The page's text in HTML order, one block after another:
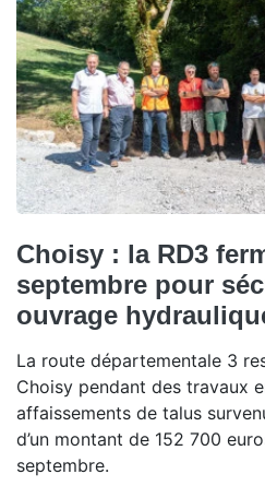
Choisy : la RD3
septembre pour
ouvrage
La route départementale 3
Choisy pendant des travaux
affaissements de talus
d’un montant de 152 700
septembre.